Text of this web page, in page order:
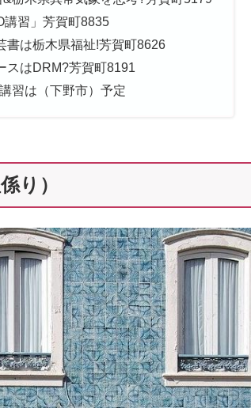
習」芳賀町8835
書は栃木県福祉!芳賀町8626
スはDRM?芳賀町8191
習は（下野市）予定
り）